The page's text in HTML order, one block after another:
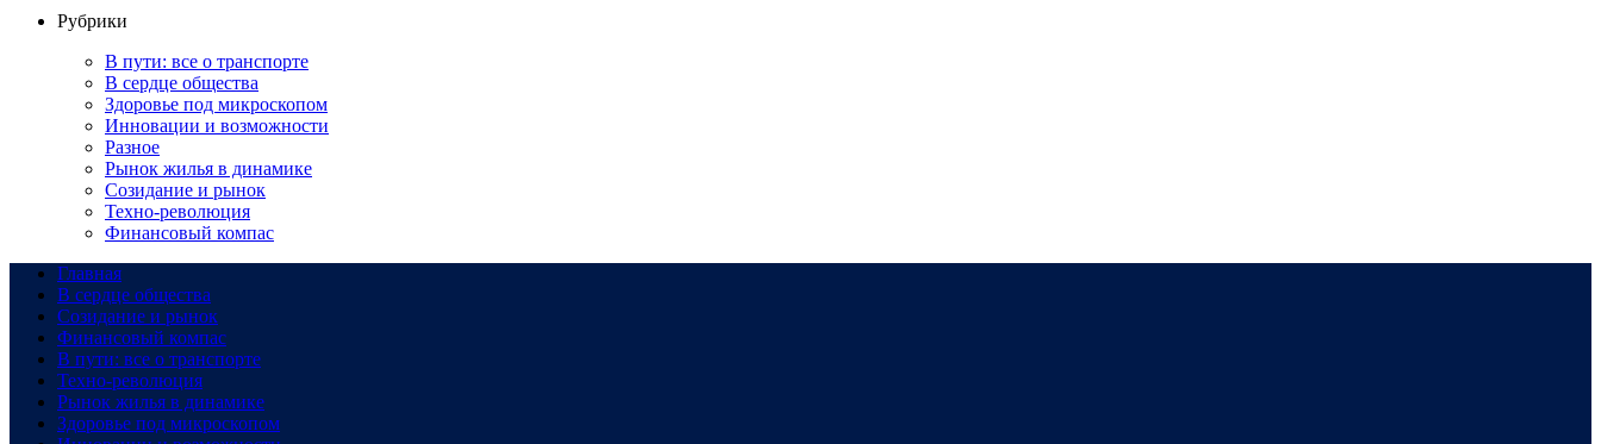
Рубрики
В пути: все о транспорте
В сердце общества
Здоровье под микроскопом
Инновации и возможности
Разное
Рынок жилья в динамике
Созидание и рынок
Техно-революция
Финансовый компас
Главная
В сердце общества
Созидание и рынок
Финансовый компас
В пути: все о транспорте
Техно-революция
Рынок жилья в динамике
Здоровье под микроскопом